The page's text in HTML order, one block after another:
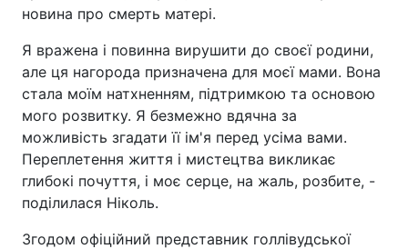
новина про смерть матері.
Я вражена і повинна вирушити до своєї родини,
але ця нагорода призначена для моєї мами. Вона
стала моїм натхненням, підтримкою та основою
мого розвитку. Я безмежно вдячна за
можливість згадати її ім'я перед усіма вами.
Переплетення життя і мистецтва викликає
глибокі почуття, і моє серце, на жаль, розбите, -
поділилася Ніколь.
Згодом офіційний представник голлівудської